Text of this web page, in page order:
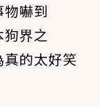
嚇到
界之
的太好笑